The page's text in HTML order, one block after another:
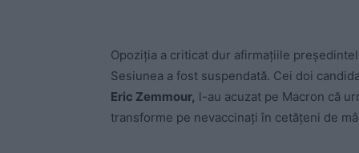
Opoziția a criticat dur afirmațiile
Sesiunea a fost suspendată. Cei doi
Eric Zemmour, l-au acuzat pe Macron că
transforme pe nevaccinați în cetățeni de